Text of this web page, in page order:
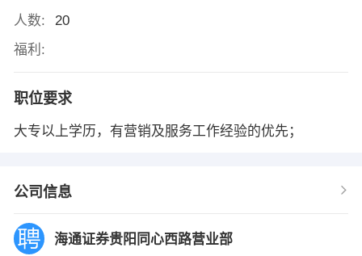
人数:
20
福利:
职位要求
大专以上学历，有营销及服务工作经验的优先；
公司信息
海通证券贵阳同心西路营业部